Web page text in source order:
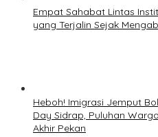
Empat Sahabat Lintas
yang Terjalin Sejak
Heboh! Imigrasi Jemput
Day Sidrap, Puluhan
Akhir Pekan